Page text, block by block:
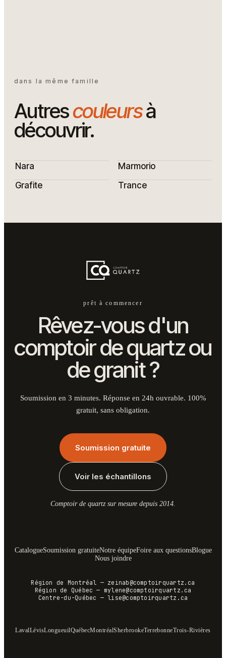
dans la même famille
Autrescouleursà
découvrir.
Nara
Marmorio
Grafite
Trance
prêt à commencer
Rêvez-vous d'un
comptoir de quartz ou
de granit ?
Soumission en 3 minutes. Réponse en 24h ouvrable. 100%
gratuit, sans obligation.
Soumission gratuite
Voir les échantillons
Comptoir de quartz sur mesure depuis 2014.
CatalogueSoumission gratuiteNotre équipeFoire aux questionsBlogue
Nous joindre
Région de Montréal — zeinab@comptoirquartz.ca
Région de Québec — mylene@comptoirquartz.ca
Centre-du-Québec —lise@comptoirquartz.ca
LavalLévisLongueuilQuébecMontréalSherbrookeTerrebonneTrois-Rivières